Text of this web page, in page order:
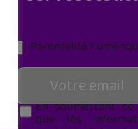
Parentalité
En soumettant ce
que les